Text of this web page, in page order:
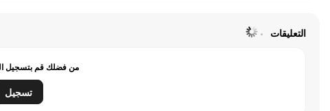
التعليقات
من فضلك قم بتسجيل
تسجيل